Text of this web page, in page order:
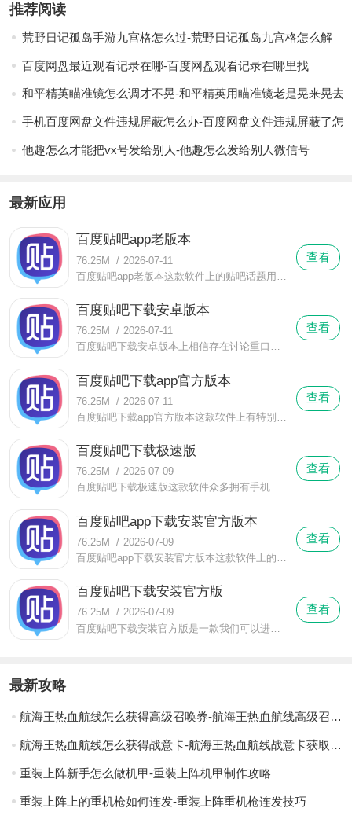
推荐阅读
荒野日记孤岛手游九宫格怎么过-荒野日记孤岛九宫格怎么解
百度网盘最近观看记录在哪-百度网盘观看记录在哪里找
和平精英瞄准镜怎么调才不晃-和平精英用瞄准镜老是晃来晃去
手机百度网盘文件违规屏蔽怎么办-百度网盘文件违规屏蔽了怎
他趣怎么才能把vx号发给别人-他趣怎么发给别人微信号
最新应用
百度贴吧app老版本
76.25M / 2026-07-11
查看
百度贴吧下载安卓版本
76.25M / 2026-07-11
百度贴吧下载安卓版本上相信存在讨论重口味内容的贴吧，在这些贴吧上热爱重口味对重口味情有独钟一天不重口味就感觉人生失去了意义重口味就是或者的希望重口味就是世间的真理具有这些想打特质的用户就可以围在一起讨论重口味。
查看
百度贴吧下载app官方版本
76.25M / 2026-07-11
查看
百度贴吧下载极速版
76.25M / 2026-07-09
百度贴吧下载极速版这款软件众多拥有手机的高校生也在使用，这些用户可以通过贴吧来讨论自己的高校，讨论别人的高校，像是北京山东江苏四川湖北河北高校等这些高校就可以在软件上查找部分讨论。
查看
百度贴吧app下载安装官方版本
76.25M / 2026-07-09
查看
百度贴吧下载安装官方版
76.25M / 2026-07-09
百度贴吧下载安装官方版是一款我们可以进行日版自家欧美等国家番剧贴吧研讨的软件，在软件上还有关于搞笑热血推理性转美少女漫画相关贴吧的存在。
查看
最新攻略
航海王热血航线怎么获得高级召唤券-航海王热血航线高级召唤券获取的方法
航海王热血航线怎么获得战意卡-航海王热血航线战意卡获取教程
重装上阵新手怎么做机甲-重装上阵机甲制作攻略
重装上阵上的重机枪如何连发-重装上阵重机枪连发技巧